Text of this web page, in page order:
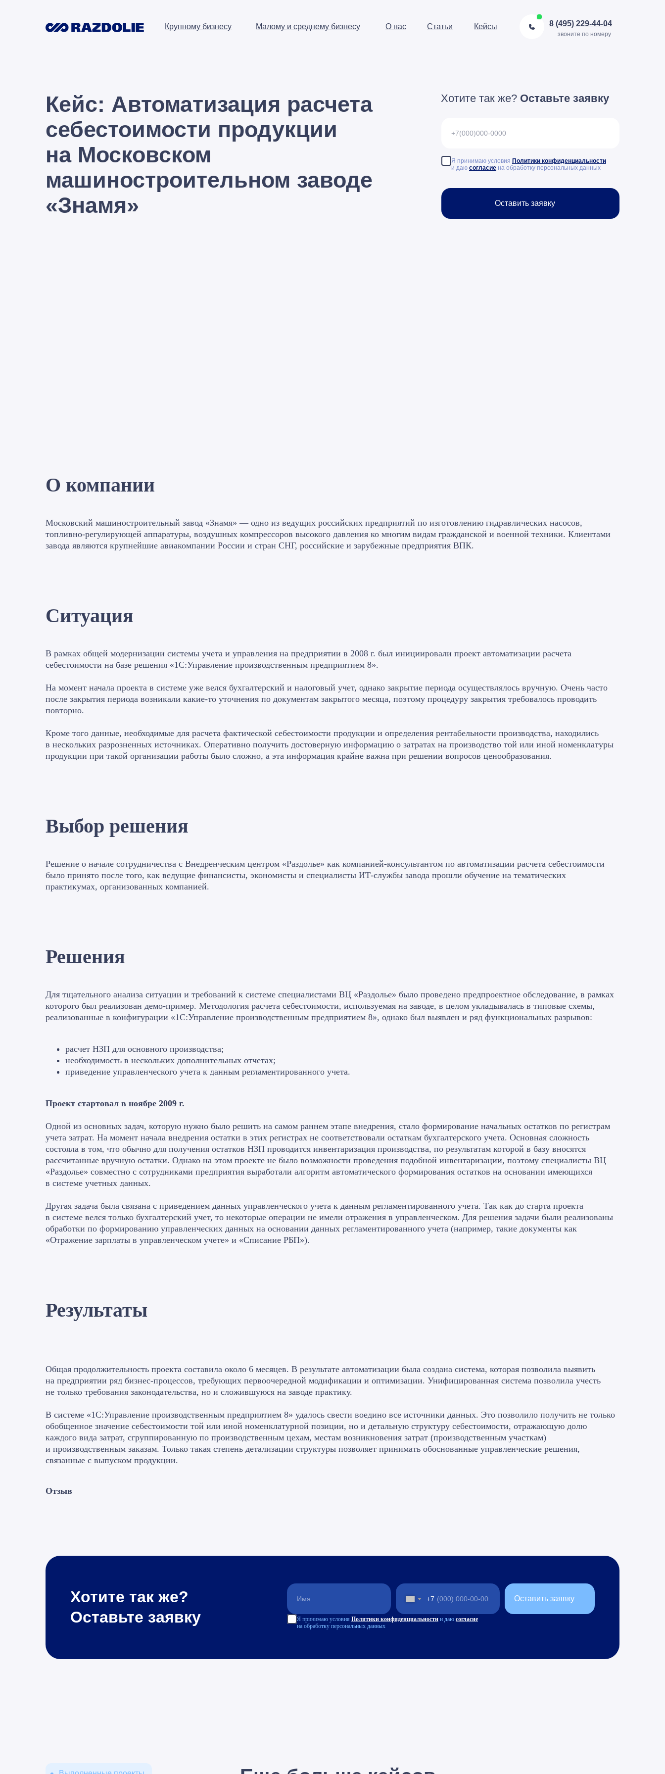
Крупному бизнесу Малому и среднему бизнесу О нас Статьи Кейсы 8 (495) 229-44-04
звоните по номеру
Кейс: Автоматизация расчета
себестоимости продукции
на Московском
машиностроительном заводе
«Знамя»
Я принимаю условия Политики конфиденциальности
и даю согласие на обработку персональных данных
Хотите так же? Оставьте заявку
Оставить заявку
О компании
Московский машиностроительный завод «Знамя» — одно из ведущих российских предприятий по изготовлению гидравлических насосов,
топливно-регулирующей аппаратуры, воздушных компрессоров высокого давления ко многим видам гражданской и военной техники. Клиентами
завода являются крупнейшие авиакомпании России и стран СНГ, российские и зарубежные предприятия ВПК.
Ситуация
В рамках общей модернизации системы учета и управления на предприятии в 2008 г. был инициировали проект автоматизации расчета
себестоимости на базе решения «1С:Управление производственным предприятием 8».
На момент начала проекта в системе уже велся бухгалтерский и налоговый учет, однако закрытие периода осуществлялось вручную. Очень часто
после закрытия периода возникали какие-то уточнения по документам закрытого месяца, поэтому процедуру закрытия требовалось проводить
повторно.
Кроме того данные, необходимые для расчета фактической себестоимости продукции и определения рентабельности производства, находились
в нескольких разрозненных источниках. Оперативно получить достоверную информацию о затратах на производство той или иной номенклатуры
продукции при такой организации работы было сложно, а эта информация крайне важна при решении вопросов ценообразования.
Выбор решения
Решение о начале сотрудничества с Внедренческим центром «Раздолье» как компанией-консультантом по автоматизации расчета себестоимости
было принято после того, как ведущие финансисты, экономисты и специалисты ИТ-службы завода прошли обучение на тематических
практикумах, организованных компанией.
Решения
Для тщательного анализа ситуации и требований к системе специалистами ВЦ «Раздолье» было проведено предпроектное обследование, в рамках
которого был реализован демо-пример. Методология расчета себестоимости, используемая на заводе, в целом укладывалась в типовые схемы,
реализованные в конфигурации «1С:Управление производственным предприятием 8», однако был выявлен и ряд функциональных разрывов:
расчет НЗП для основного производства;
необходимость в нескольких дополнительных отчетах;
приведение управленческого учета к данным регламентированного учета.
Проект стартовал в ноябре 2009 г.
Одной из основных задач, которую нужно было решить на самом раннем этапе внедрения, стало формирование начальных остатков по регистрам
учета затрат. На момент начала внедрения остатки в этих регистрах не соответствовали остаткам бухгалтерского учета. Основная сложность
состояла в том, что обычно для получения остатков НЗП проводится инвентаризация производства, по результатам которой в базу вносятся
рассчитанные вручную остатки. Однако на этом проекте не было возможности проведения подобной инвентаризации, поэтому специалисты ВЦ
«Раздолье» совместно с сотрудниками предприятия выработали алгоритм автоматического формирования остатков на основании имеющихся
в системе учетных данных.
Другая задача была связана с приведением данных управленческого учета к данным регламентированного учета. Так как до старта проекта
в системе велся только бухгалтерский учет, то некоторые операции не имели отражения в управленческом. Для решения задачи были реализованы
обработки по формированию управленческих данных на основании данных регламентированного учета (например, такие документы как
«Отражение зарплаты в управленческом учете» и «Списание РБП»).
Результаты
Общая продолжительность проекта составила около 6 месяцев. В результате автоматизации была создана система, которая позволила выявить
на предприятии ряд бизнес-процессов, требующих первоочередной модификации и оптимизации. Унифицированная система позволила учесть
не только требования законодательства, но и сложившуюся на заводе практику.
В системе «1С:Управление производственным предприятием 8» удалось свести воедино все источники данных. Это позволило получить не только
обобщенное значение себестоимости той или иной номенклатурной позиции, но и детальную структуру себестоимости, отражающую долю
каждого вида затрат, сгруппированную по производственным цехам, местам возникновения затрат (производственным участкам)
и производственным заказам. Только такая степень детализации структуры позволяет принимать обоснованные управленческие решения,
связанные с выпуском продукции.
Отзыв
Хотите так же?
Оставьте заявку
+7
Я принимаю условия Политики конфиденциальности и даю согласие
на обработку персональных данных
Оставить заявку